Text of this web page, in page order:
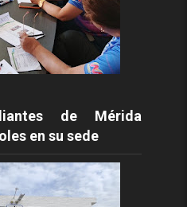
de Mérida
en su sede